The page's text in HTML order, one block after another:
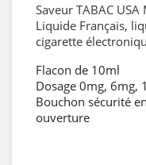
Saveur TABAC
Liquide Français,
cigarette
Flacon de 10ml
Dosage 0mg, 6mg,
Bouchon sécurité
ouverture